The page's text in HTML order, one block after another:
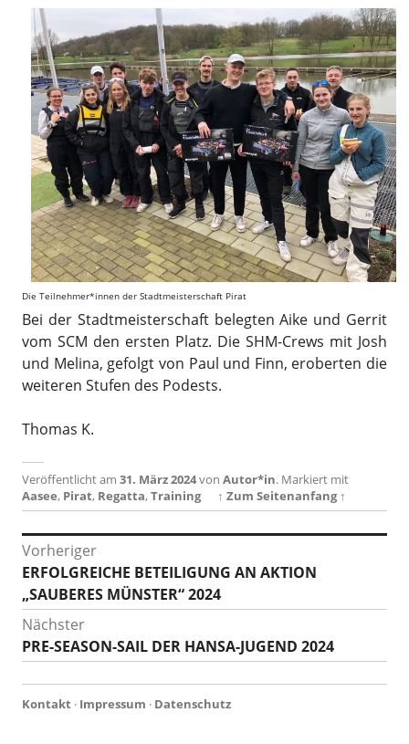
Die Teilnehmer*innen der Stadtmeisterschaft Pirat
Bei der Stadtmeisterschaft belegten Aike und Gerrit
vom SCM den ersten Platz. Die SHM-Crews mit Josh
und Melina, gefolgt von Paul und Finn, eroberten die
weiteren Stufen des Podests.
Thomas K.
Veröffentlicht am 31. März 2024von Autor*in. Markiert mit
Aasee, Pirat, Regatta,Training ↑ Zum Seitenanfang ↑
Beitragsnavigation
Vorheriger
Vorheriger
Beitrag:
ERFOLGREICHE BETEILIGUNG AN AKTION
„SAUBERES MÜNSTER“ 2024
Nächster
Nächster
Beitrag:
PRE-SEASON-SAIL DER HANSA-JUGEND 2024
Kontakt · Impressum · Datenschutz